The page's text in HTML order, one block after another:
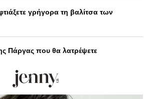
γρήγορα τη βαλίτσα των
Πάργας που θα λατρέψετε